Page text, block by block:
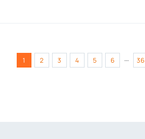
1 2 3 4 5 6 ··· 36